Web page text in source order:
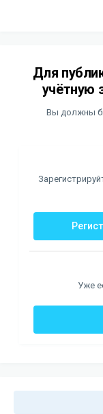
Для
учётную
Вы должны
Уже